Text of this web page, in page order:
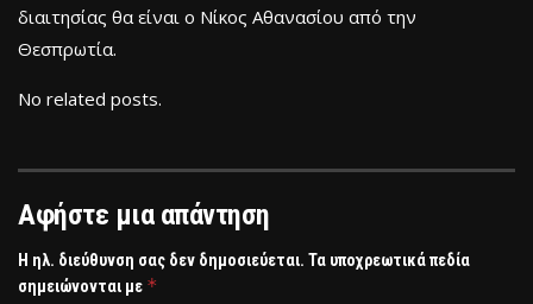
διαιτησίας θα είναι ο Νίκος Αθανασίου από την
Θεσπρωτία.
No related posts.
Αφήστε μια απάντηση
Η ηλ. διεύθυνση σας δεν δημοσιεύεται. Τα υποχρεωτικά πεδία
σημειώνονται με *